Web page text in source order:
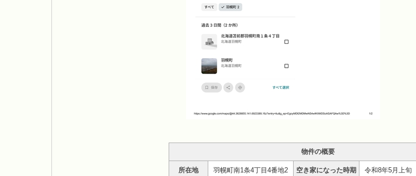
物件の概要
所在地 羽幌町南1条4丁目4番地2 空き家になった時期 令和8年5月上旬